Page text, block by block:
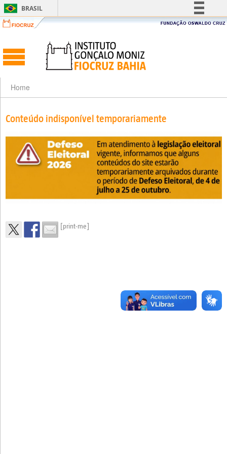
BRASIL
Simplifique!
Acesso à informação
Canais
Home
Conteúdo indisponível temporariamente
[print-me]